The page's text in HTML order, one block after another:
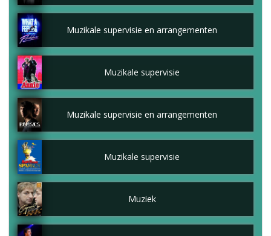
Muzikale supervisie en arrangementen
Muzikale supervisie
Muzikale supervisie en arrangementen
Muzikale supervisie
Muziek